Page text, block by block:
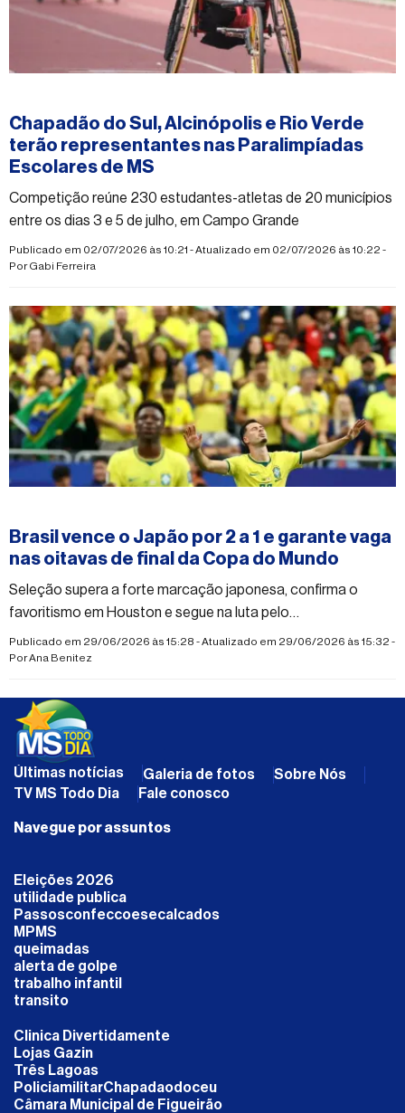
Chapadão do Sul, Alcinópolis e Rio Verde
terão representantes nas Paralimpíadas
Escolares de MS
Competição reúne 230 estudantes-atletas de 20 municípios
entre os dias 3 e 5 de julho, em Campo Grande
Publicado em 02/07/2026 às 10:21 - Atualizado em 02/07/2026 às 10:22 -
PorGabi Ferreira
Brasil vence o Japão por 2 a 1 e garante vaga
nas oitavas de final da Copa do Mundo
Seleção supera a forte marcação japonesa, confirma o
favoritismo em Houston e segue na luta pelo
hexacampeonato
Publicado em 29/06/2026 às 15:28 - Atualizado em 29/06/2026 às 15:32 -
PorAna Benitez
Últimas notícias Galeria de fotos
Sobre Nós
TV MS Todo Dia
Fale conosco
Navegue por assuntos
Eleições 2026
utilidade publica
Passosconfeccoesecalcados
MPMS
queimadas
alerta de golpe
trabalho infantil
transito
Clinica Divertidamente
Lojas Gazin
Três Lagoas
PoliciamilitarChapadaodoceu
Câmara Municipal de Figueirão